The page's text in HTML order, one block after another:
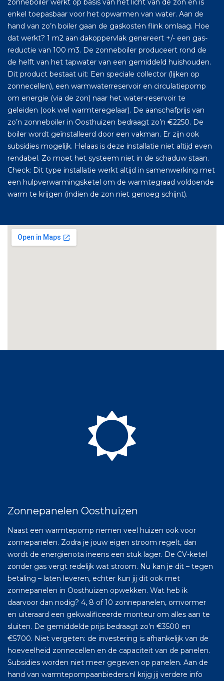
enkel toepasbaar voor het opwarmen van water. Aan de
hand van zo’n boiler gaan de gaskosten flink omlaag. Hoe
dat werkt? 1 m2 aan dakoppervlak genereert +/- een gas-
reductie van 100 m3. De zonneboiler produceert rond de
de helft van het tapwater van een gemiddeld huishouden.
Dit product bestaat uit: Een speciale collector (lijken op
zonnecellen), een warmwaterreservoir en circulatiepomp
om energie (via de zon) naar het water-reservoir te
geleiden (ook wel warmteregelaar). De aanschafprijs van
zo’n zonneboiler in Oosthuizen bedraagt zo’n €2250. De
boiler wordt geïnstalleerd door een vakman. Er zijn ook
subsidies mogelijk. Helaas is deze installatie niet altijd even
rendabel. Zo moet het systeem niet in de schaduw staan.
Check: Dit type installatie werkt altijd in samenwerking met
een hulpverwarmingsketel om de warmtegraad voldoende
warm te krijgen (indien de zon niet genoeg schijnt).
Zonnepanelen Oosthuizen
Naast een warmtepomp nemen veel huizen ook voor
zonnepanelen. Zodra je jouw eigen stroom regelt, dan
wordt de energienota ineens een stuk lager. De CV-ketel
zonder gas vergt redelijk wat stroom. Nu kan je dit – tegen
betaling – laten leveren, echter kun jij dit ook met
zonnepanelen in Oosthuizen opwekken. Wat heb ik
daarvoor dan nodig? 4, 8 of 10 zonnepanelen, omvormer
en uiteraard een gekwalificeerde monteur om alles aan te
sluiten. De gemiddelde prijs bedraagt zo’n €3500 en
€5700. Niet vergeten: de investering is afhankelijk van de
hoeveelheid zonnecellen en de capaciteit van de panelen.
Subsidies worden niet meer gegeven op panelen. Aan de
hand van warmtepompaanbieders.nl krijg jij verdere info